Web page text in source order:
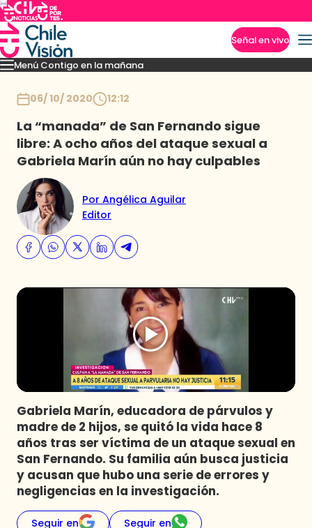
Señal en vivo
Menú Contigo en la mañana
MomentosReportajesDenunciasPolicialPolíticaEspectáculo
06/ 10/ 2020 12:12
La “manada” de San Fernando sigue
libre: A ocho años del ataque sexual a
Gabriela Marín aún no hay culpables
Por Angélica Aguilar
Editor
Gabriela Marín, educadora de párvulos y
madre de 2 hijos, se quitó la vida hace 8
años tras ser víctima de un ataque sexual en
San Fernando. Su familia aún busca justicia
y acusan que hubo una serie de errores y
negligencias en la investigación.
Seguir en Seguir en
Imperdibles
Programas
Club De La Comedia
Contigo en Directo
Plan Perfecto
El Tiempo
Sabingo
Todos Los Programas